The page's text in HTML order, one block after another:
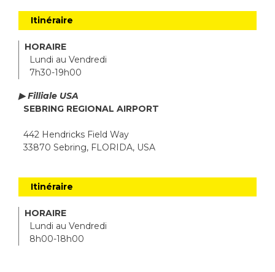
Itinéraire
HORAIRE
Lundi au Vendredi
7h30-19h00
▶ Filliale USA
SEBRING REGIONAL AIRPORT
442 Hendricks Field Way
33870 Sebring, FLORIDA, USA
Itinéraire
HORAIRE
Lundi au Vendredi
8h00-18h00